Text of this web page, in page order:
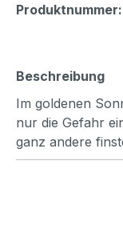
Produktnummer:
Beschreibung
Im goldenen
nur die Gefahr
ganz andere